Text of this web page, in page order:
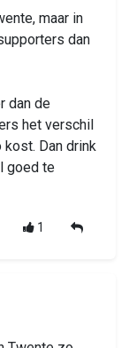
maar in
dan
dan de
het verschil
kost. Dan drink
goed te
1